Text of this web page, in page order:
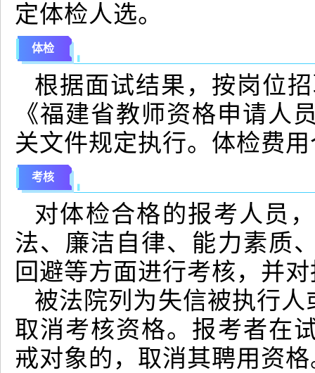
定体检人选。
体检
根据面试结果，按岗位
《福建省教师资格申请人
关文件规定执行。体检费
考核
对体检合格的报考人员
法、廉洁自律、能力素质
回避等方面进行考核，并
被法院列为失信被执行
取消考核资格。报考者在
戒对象的，取消其聘用资